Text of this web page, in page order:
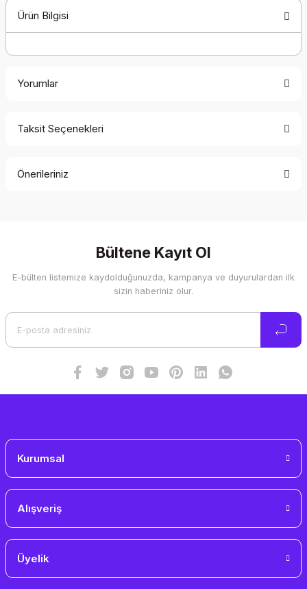
Ürün Bilgisi
Yorumlar
Taksit Seçenekleri
Önerileriniz
Görüş ve önerileriniz için teşekkür ederiz.
Ürün resmi kalitesiz, bozuk veya görüntülenemiyor.
Bültene Kayıt Ol
E-bülten listemize kaydolduğunuzda, kampanya ve duyurulardan ilk
sizin haberiniz olur.
Kurumsal
Alışveriş
Üyelik